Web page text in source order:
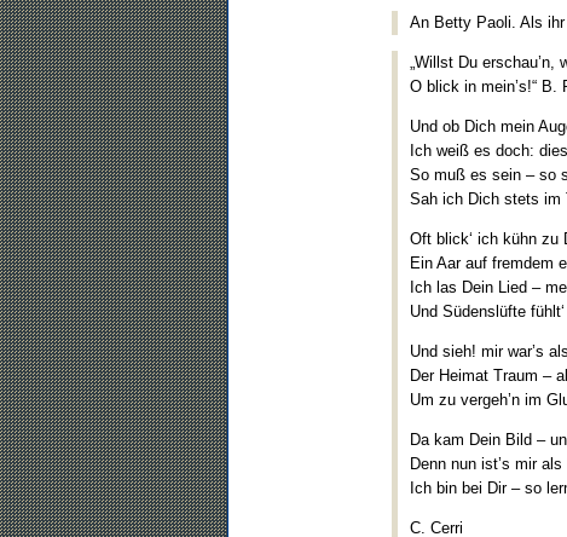
An Betty Paoli. Als
„Willst Du erschau’n,
O blick in mein’s!“ B.
Und ob Dich mein
Ich weiß es doch:
So muß es sein – so
Sah ich Dich stets im
Oft blick‘ ich kühn zu
Ein Aar auf fremdem
Ich las Dein Lied –
Und Südenslüfte
Und sieh! mir war’s
Der Heimat Traum –
Um zu vergeh’n im
Da kam Dein Bild –
Denn nun ist’s mir
Ich bin bei Dir – so
C. Cerri